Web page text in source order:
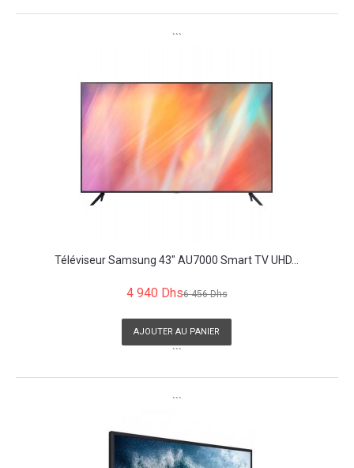
```
Téléviseur Samsung 43" AU7000 Smart TV UHD...
4 940 Dhs6 456 Dhs
AJOUTER AU PANIER
```
```